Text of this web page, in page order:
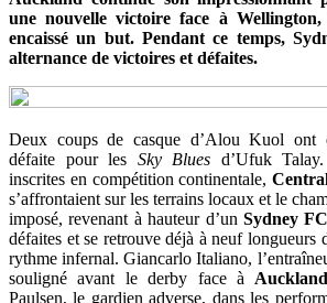
une nouvelle victoire face à
encaissé un but. Pendant ce temps,
alternance de victoires et défaites.
Deux coups de casque d’Alou Kuol ont
défaite pour les Sky Blues d’Ufuk
inscrites en compétition continentale,
s’affrontaient sur les terrains locaux et le
imposé, revenant à hauteur d’un Sydney FC
défaites et se retrouve déjà à neuf longueurs
rythme infernal. Giancarlo Italiano,
souligné avant le derby face à Auckland
Paulsen, le gardien adverse, dans les